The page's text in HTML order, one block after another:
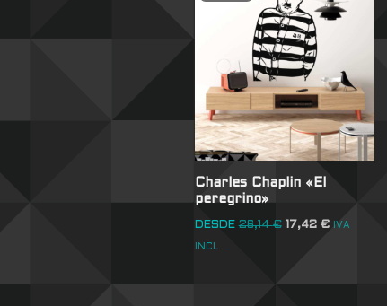
Charles Chaplin «El
peregrino»
DESDE 26,14€ 17,42 € IVA
INCL